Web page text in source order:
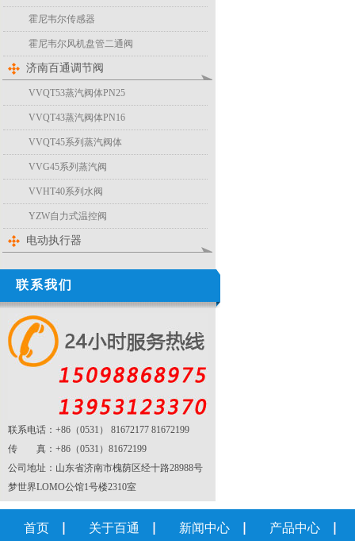
霍尼韦尔传感器
霍尼韦尔风机盘管二通阀
济南百通调节阀
VVQT53蒸汽阀体PN25
VVQT43蒸汽阀体PN16
VVQT45系列蒸汽阀体
VVG45系列蒸汽阀
VVHT40系列水阀
YZW自力式温控阀
电动执行器
联系我们
联系电话：+86（0531） 81672177 81672199
传 真：+86（0531）81672199
公司地址：山东省济南市槐荫区经十路28988号
梦世界LOMO公馆1号楼2310室
首页 关于百通 新闻中心 产品中心